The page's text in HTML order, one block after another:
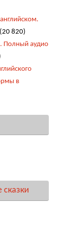
(20 820)
Полный аудио
в